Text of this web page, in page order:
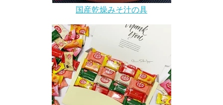
国産乾燥みそ汁の具